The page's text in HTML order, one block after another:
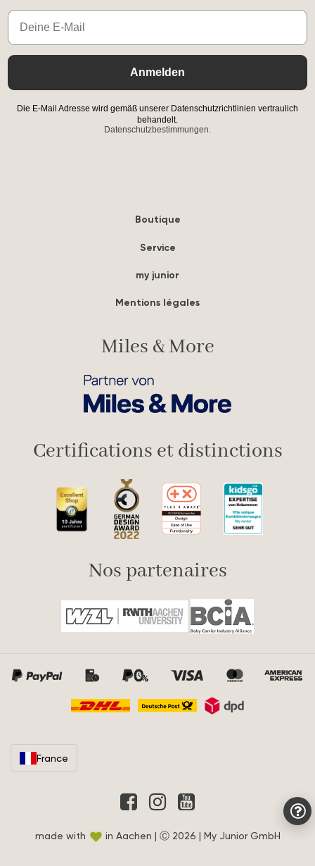
Email
Anmelden
Die E-Mail Adresse wird gemäß unserer Datenschutzrichtlinien vertraulich
behandelt.
Datenschutzbestimmungen.
Boutique
Service
my junior
Mentions légales
Miles & More
Certifications et distinctions
Nos partenaires
France
made with in Aachen | Ⓒ 2026 | My Junior GmbH